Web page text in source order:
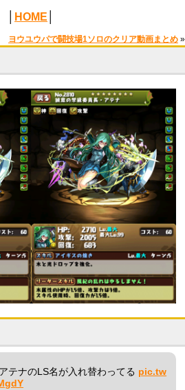
HOME
ヨウユウパで闘技場1ソロのクリア動画まとめ »
テナのLS名が入れ替わってる pic.tw